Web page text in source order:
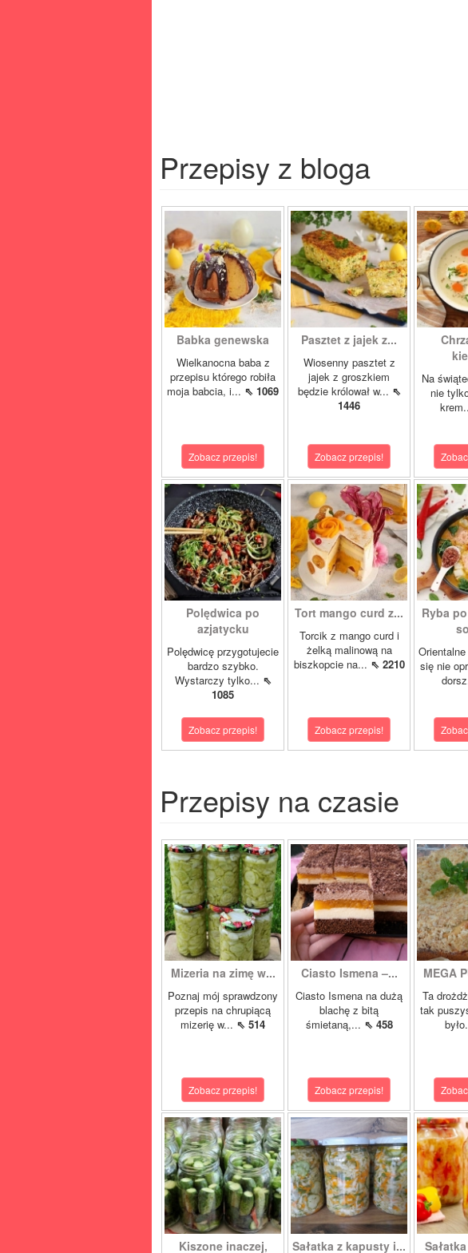
Przepisy z bloga
Babka genewska
Wielkanocna baba z
przepisu którego robiła
moja babcia, i... ⇖ 1069
Zobacz przepis!
Pasztet z jajek z...
Wiosenny pasztet z
jajek z groszkiem
będzie królował w... ⇖
1446
Zobacz przepis!
Na
nie
Polędwica po
azjatycku
Polędwicę przygotujecie
bardzo szybko.
Wystarczy tylko... ⇖
1085
Zobacz przepis!
Tort mango curd z...
Torcik z mango curd i
żelką malinową na
biszkopcie na... ⇖ 2210
Zobacz przepis!
Ryba
się nie
Przepisy na czasie
Mizeria na zimę w...
Poznaj mój sprawdzony
przepis na chrupiącą
mizerię w... ⇖ 514
Zobacz przepis!
Ciasto Ismena –...
Ciasto Ismena na dużą
blachę z bitą
śmietaną,... ⇖ 458
Zobacz przepis!
MEGA
Ta
tak
Kiszone inaczej, Sałatka z kapusty i...